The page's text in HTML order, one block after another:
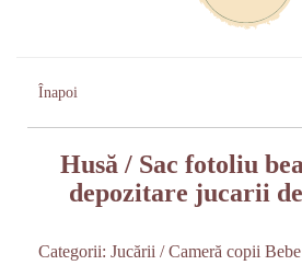
Înapoi
Husă / Sac fotoliu
depozitare jucarii
Categorii: Jucării / Cameră copii